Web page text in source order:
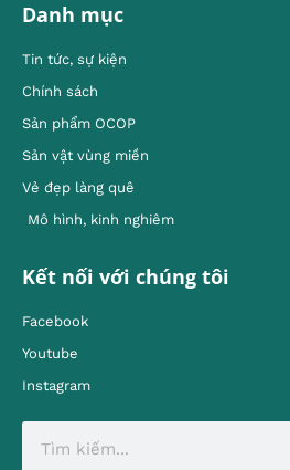
Danh mục
Tin tức, sự kiện
Chính sách
Sản phẩm OCOP
Sản vật vùng miền
Vẻ đẹp làng quê
Mô hình, kinh nghiêm
Kết nối với chúng tôi
Facebook
Youtube
Instagram